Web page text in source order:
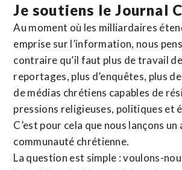
Je soutiens le Journal
Au moment où les milliardaires
emprise sur l’information, nous
contraire qu’il faut plus de travail
reportages, plus d’enquêtes, plus
de médias chrétiens capables de
pressions religieuses, politiques et
C’est pour cela que nous lançons un
communauté chrétienne.
La question est simple : voulons-